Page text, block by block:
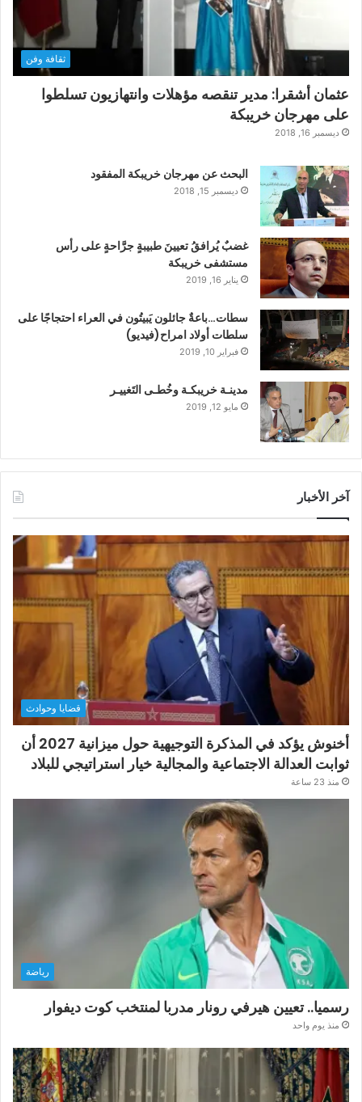
ثقافة وفن
عثمان أشقرا: مدير تنقصه مؤهلات وانتهازيون تسلطوا
على مهرجان خريبكة
ديسمبر 16, 2018
البحث عن مهرجان خريبكة المفقود
ديسمبر 15, 2018
غضبٌ يُرافقُ تعيينَ طبيبةٍ جرَّاحةٍ على رأس
مستشفى خريبكة
يناير 16, 2019
سطات…باعةٌ جائلون يَبيتُون في العراء احتجاجًا على
سلطات أولاد امراح(فيديو)
فبراير 10, 2019
مدينـة خريبكـة وخُطـى التَغييـر
مايو 12, 2019
آخر الأخبار
قضايا وحوادث
أخنوش يؤكد في المذكرة التوجيهية حول ميزانية 2027 أن
ثوابت العدالة الاجتماعية والمجالية خيار استراتيجي للبلاد
منذ 23 ساعة
رياضة
رسميا.. تعيين هيرفي رونار مدربا لمنتخب كوت ديفوار
منذ يوم واحد